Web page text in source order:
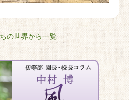
の世界から一覧